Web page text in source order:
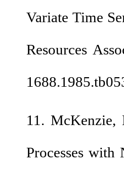
Variate Time
Resources
11. McKenzie‎,
Processes